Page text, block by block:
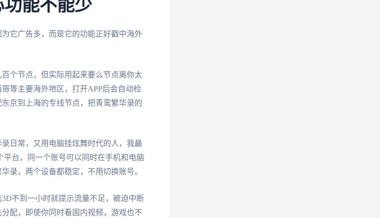
能不能少
它广告多，而是它的功能正好戳中海外
个节点，但实际用起来要么节点离你太
等主要海外地区，打开APP后会自动检
京到上海的专线节点，把青鸾繁华录的
日常，又用电脑挂炫舞时代的人，我最
平台，同一个账号可以同时在手机和电脑
录，两个设备都稳定，不用切换账号。
不到一小时就提示流量不足，被迫中断
配，即使你同时看国内视频，游戏也不